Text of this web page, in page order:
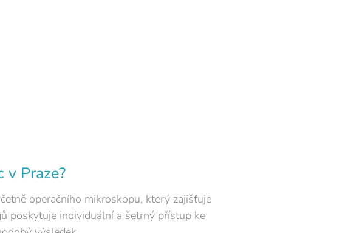
v Praze?
operačního mikroskopu, který zajišťuje
poskytuje individuální a šetrný přístup ke